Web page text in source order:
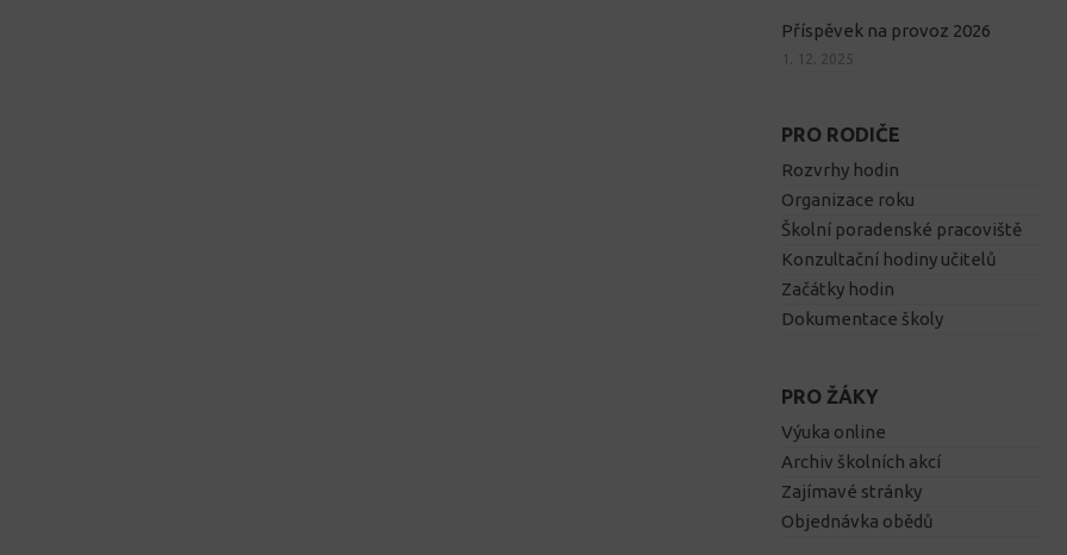
Příspěvek na provoz 2026
1. 12. 2025
PRO RODIČE
Rozvrhy hodin
Organizace roku
Školní poradenské pracoviště
Konzultační hodiny učitelů
Začátky hodin
Dokumentace školy
PRO ŽÁKY
Výuka online
Archiv školních akcí
Zajímavé stránky
Objednávka obědů